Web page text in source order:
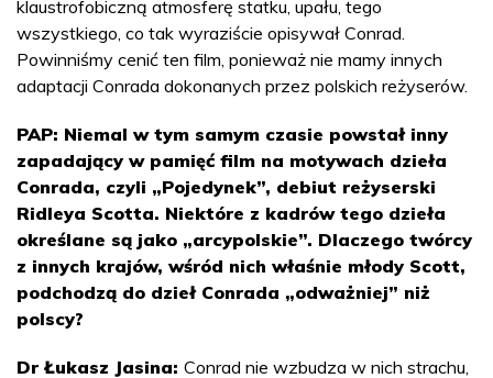
klaustrofobiczną atmosferę statku, upału, tego
wszystkiego, co tak wyraziście opisywał Conrad.
Powinniśmy cenić ten film, ponieważ nie mamy innych
adaptacji Conrada dokonanych przez polskich reżyserów.
PAP: Niemal w tym samym czasie powstał inny
zapadający w pamięć film na motywach dzieła
Conrada, czyli „Pojedynek”, debiut reżyserski
Ridleya Scotta. Niektóre z kadrów tego dzieła
określane są jako „arcypolskie”. Dlaczego twórcy
z innych krajów, wśród nich właśnie młody Scott,
podchodzą do dzieł Conrada „odważniej” niż
polscy?
Dr Łukasz Jasina: Conrad nie wzbudza w nich strachu,